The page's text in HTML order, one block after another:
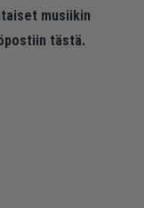
musiikin
tästä.